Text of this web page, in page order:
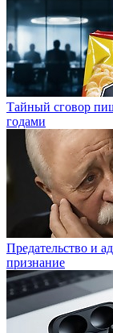
Тайный сговор
годами
Предательство и
признание